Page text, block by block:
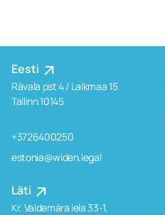
Eesti
Rävala pst 4 / Laikmaa 15
Tallinn 10145
+3726400250
estonia@widen.legal
Läti
Kr. Valdemāra iela 33-1,